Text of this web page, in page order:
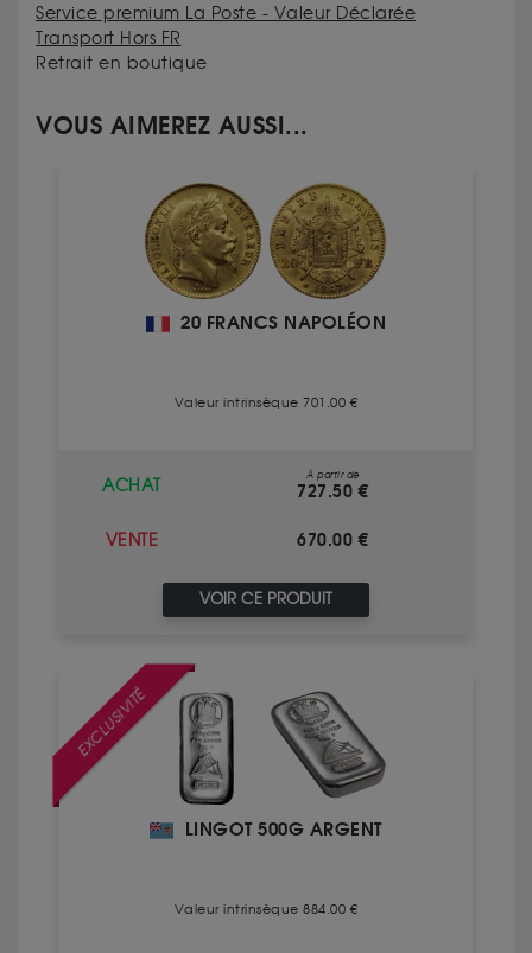
Service premium La Poste - Valeur Déclarée
Transport Hors FR
Retrait en boutique
VOUS AIMEREZ AUSSI...
20 FRANCS NAPOLÉON
Valeur intrinsèque 701.00 €
ACHAT
À partir de
727.50 €
VENTE 670.00 €
VOIR CE PRODUIT
EXCLUSIVITÉ
LINGOT 500G ARGENT
Valeur intrinsèque 884.00 €